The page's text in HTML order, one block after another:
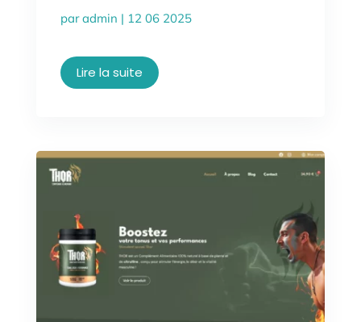
paradmin | 12 06 2025
Lire la suite